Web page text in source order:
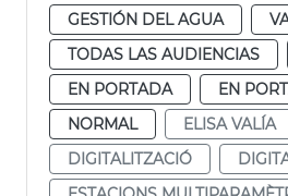
GESTIÓN DEL AGUA
TODAS LAS AUDIENCIAS
EN PORTADA
EN
NORMAL
ELISA VALÍA
DIGITALITZACIÓ